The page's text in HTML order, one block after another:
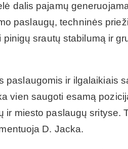
dalis pajamų
paslaugų, techninės
srautų stabilumą ir
paslaugomis ir ilgalaikiais
vien saugoti esamą
ir miesto paslaugų srityse.
D. Jacka.